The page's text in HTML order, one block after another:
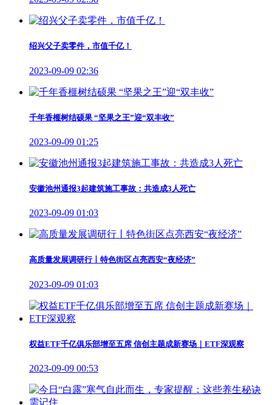
绍兴父子卖零件，市值千亿！
2023-09-09 02:36
千年香榧树结硕果 “坚果之王”迎“双丰收”
2023-09-09 01:25
安徽池州通报3起建筑施工事故：共造成3人死亡
2023-09-09 01:03
高质量发展调研行丨特色街区点亮西安“夜经济”
2023-09-09 01:03
权益ETF千亿俱乐部增至五席 信创主题成新赛场｜ETF深观察
2023-09-09 00:53